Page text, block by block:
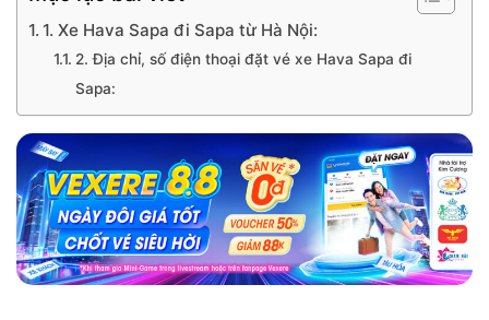
1. Xe Hava Sapa đi Sapa từ Hà Nội:
2. Địa chỉ, số điện thoại đặt vé xe Hava Sapa đi
Sapa: